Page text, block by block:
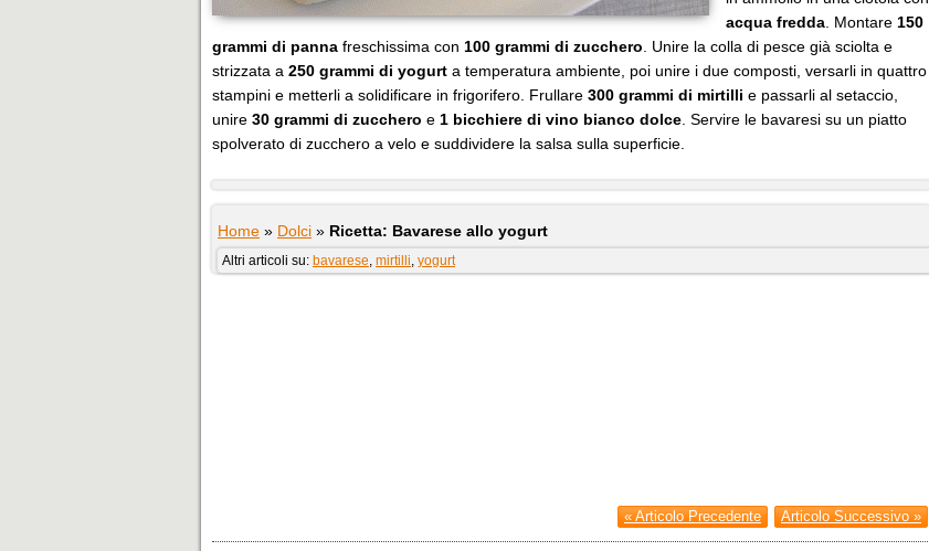
acqua fredda . Montare 150
grammi di panna freschissima con 100 grammi di zucchero . Unire la colla di pesce già sciolta e
strizzata a 250 grammi di yogurt a temperatura ambiente, poi unire i due composti, versarli in quattro
stampini e metterli a solidificare in frigorifero. Frullare 300 grammi di mirtilli e passarli al setaccio,
unire 30 grammi di zucchero e 1 bicchiere di vino bianco dolce . Servire le bavaresi su un piatto
spolverato di zucchero a velo e suddividere la salsa sulla superficie.
Home » Dolci » Ricetta: Bavarese allo yogurt
Altri articoli su: bavarese, mirtilli, yogurt
« Articolo Precedente Articolo Successivo »